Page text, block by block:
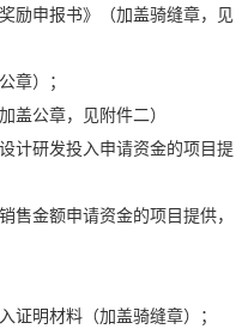
励申报书》（加盖骑缝章，见
公章）；
加盖公章，见附件二）
计研发投入申请资金的项目提
售金额申请资金的项目提供，
证明材料（加盖骑缝章）；